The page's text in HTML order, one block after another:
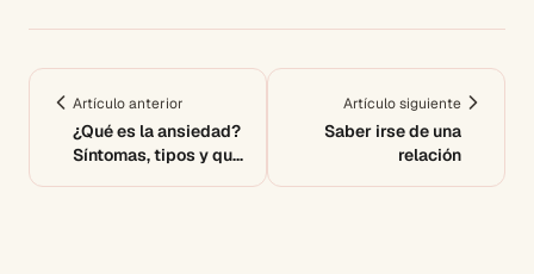
Artículo anterior
¿Qué es la ansiedad?
Síntomas, tipos y qué
Artículo siguiente
Saber irse de una
relación